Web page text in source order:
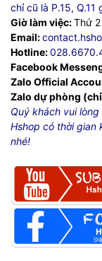
chỉ cũ là P.15, Q.11
Giờ làm việc:Thứ
Email:
Hotline:
Facebook
Zalo Official
Zalo dự phòng
Quý khách vui
Hshop có thời gian
nhé!